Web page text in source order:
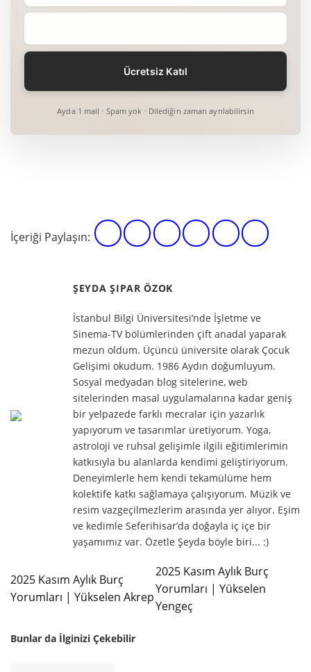
Ayda 1 mail · Spam yok · Dilediğin zaman ayrılabilirsin
İçeriği Paylaşın:
ŞEYDA ŞIPAR ÖZOK
İstanbul Bilgi Üniversitesi’nde İşletme ve
Sinema-TV bölümlerinden çift anadal yaparak
mezun oldum. Üçüncü üniversite olarak Çocuk
Gelişimi okudum. 1986 Aydın doğumluyum.
Sosyal medyadan blog sitelerine, web
sitelerinden masal uygulamalarına kadar geniş
bir yelpazede farklı mecralar için yazarlık
yapıyorum ve tasarımlar üretiyorum. Yoga,
astroloji ve ruhsal gelişimle ilgili eğitimlerimin
katkısıyla bu alanlarda kendimi geliştiriyorum.
Deneyimlerle hem kendi tekamülüme hem
kolektife katkı sağlamaya çalışıyorum. Müzik ve
resim vazgeçilmezlerim arasında yer alıyor. Eşim
ve kedimle Seferihisar’da doğayla iç içe bir
yaşamımız var. Özetle Şeyda böyle biri... :)
2025 Kasım Aylık Burç
Yorumları | Yükselen Akrep
2025 Kasım Aylık Burç
Yorumları | Yükselen
Yengeç
Bunlar da İlginizi Çekebilir